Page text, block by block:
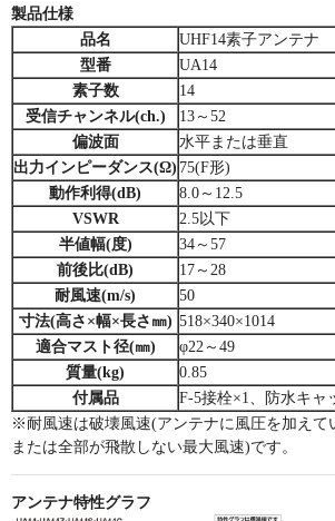
製品仕様
品名
UHF14素子アンテナ
型番
UA14
素子数
14
受信チャンネル(ch.)
13～52
偏波面
水平または垂直
出力インピーダンス(Ω) 75(F形)
動作利得(dB)
8.0～12.5
VSWR
2.5以下
半値幅(度)
34～57
前後比(dB)
17～28
耐風速(m/s)
50
寸法(高さ×幅×長さ㎜) 518×340×1014
適合マスト径(㎜)
φ22～49
質量(kg)
0.85
付属品
F-5接栓×1、防水キャ
※耐風速は破壊風速(アンテナに風圧を加えて
または全部が飛散しない最大風速)です。
アンテナ特性グラフ